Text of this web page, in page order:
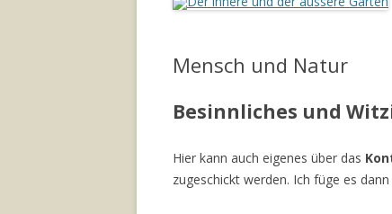
Mensch und Natur
Besinnliches und
Hier kann auch eigenes über das
zugeschickt werden. Ich füge es